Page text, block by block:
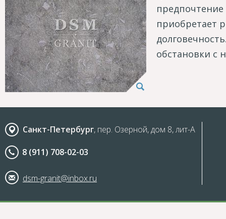
приобретает
обстановки с
Санкт-Петербург, пер. Озерной, дом 8, лит-А
8 (911) 708-02-03
dsm-granit@inbox.ru